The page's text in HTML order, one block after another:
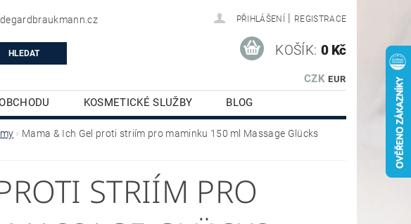
PŘIHLÁŠENÍ | REGISTRACE
CZK EUR
KOŠÍK: 0 Kč
KOSMETICKÉ SLUŽBY
BLOG
Mama & Ich Gel proti striím pro maminku 150 ml Massage Glücks
STRIÍM PRO